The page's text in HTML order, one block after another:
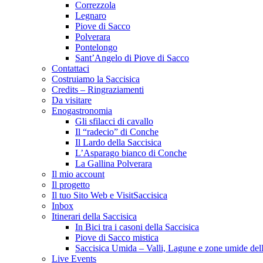
Correzzola
Legnaro
Piove di Sacco
Polverara
Pontelongo
Sant’Angelo di Piove di Sacco
Contattaci
Costruiamo la Saccisica
Credits – Ringraziamenti
Da visitare
Enogastronomia
Gli sfilacci di cavallo
Il “radecio” di Conche
Il Lardo della Saccisica
L’Asparago bianco di Conche
La Gallina Polverara
Il mio account
Il progetto
Il tuo Sito Web e VisitSaccisica
Inbox
Itinerari della Saccisica
In Bici tra i casoni della Saccisica
Piove di Sacco mistica
Saccisica Umida – Valli, Lagune e zone umide
Live Events